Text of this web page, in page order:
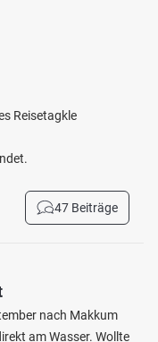
Reisetagkle
47 Beiträge
nach Makkum
am Wasser. Wollte